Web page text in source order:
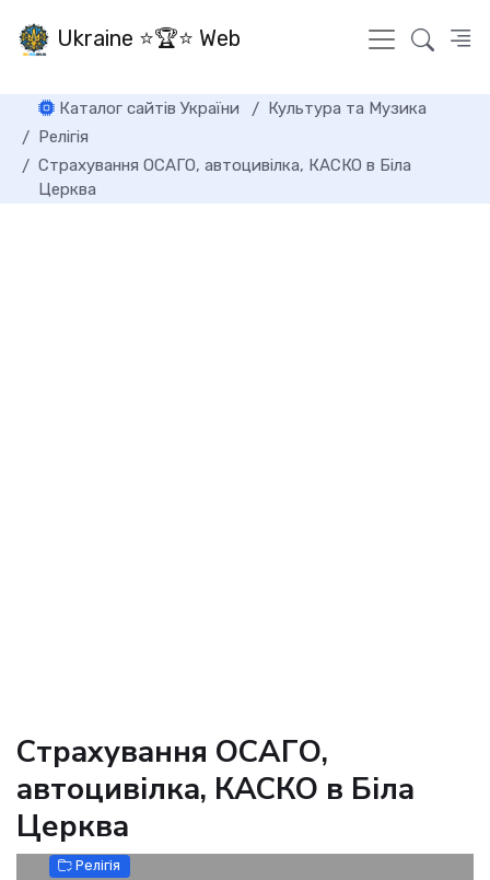
Ukraine ⭐🏆⭐ Web
Каталог сайтів України
Культура та Музика
Релігія
Страхування ОСАГО, автоцивілка, КАСКО в Біла
Церква
Страхування ОСАГО,
автоцивілка, КАСКО в Біла
Церква
Релігія